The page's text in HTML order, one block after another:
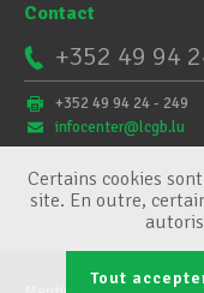
Contact
+352 49 94
+352 49 94 24 - 249
infocenter@lcgb.lu
Certains cookies
site. En outre,
Tout